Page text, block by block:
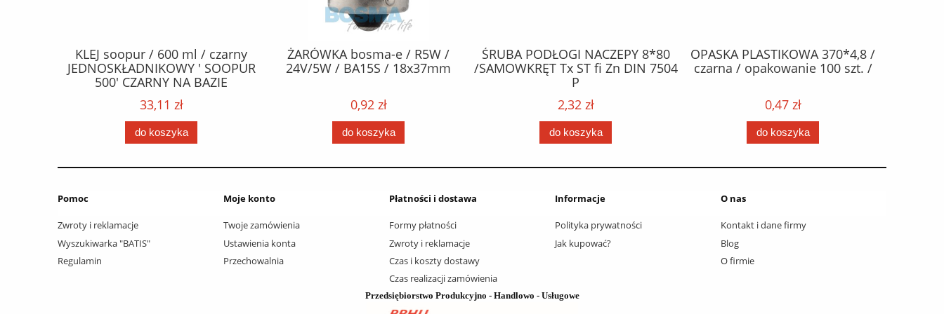
KLEJ soopur / 600 ml / czarny
JEDNOSKŁADNIKOWY ' SOOPUR
500' CZARNY NA BAZIE
POLIURETANU/ kolor - czarny /
karton 20 szt. / pistolet do kleju
307730 /
33,11 zł
do koszyka
ŻARÓWKA bosma-e / R5W /
24V/5W / BA15S / 18x37mm
0,92 zł
do koszyka
ŚRUBA PODŁOGI NACZEPY 8*80
/SAMOWKRĘT Tx ST fi Zn DIN 7504
P
2,32 zł
do koszyka
OPASKA PLASTIKOWA 370*4,8 /
czarna / opakowanie 100 szt. /
0,47 zł
do koszyka
Pomoc
Zwroty i reklamacje
Wyszukiwarka "BATIS"
Regulamin
Moje konto
Twoje zamówienia
Ustawienia konta
Przechowalnia
Płatności i dostawa
Formy płatności
Zwroty i reklamacje
Czas i koszty dostawy
Czas realizacji zamówienia
Informacje
Polityka prywatności
Jak kupować?
O nas
Kontakt i dane firmy
Blog
O firmie
Przedsiębiorstwo Produkcyjno - Handlowo - Usługowe